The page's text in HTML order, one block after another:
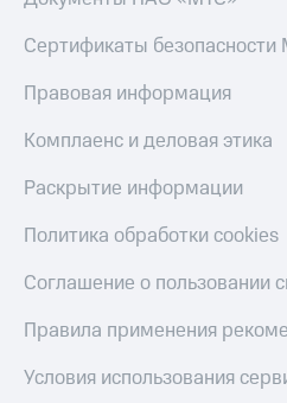
Сертификаты
Правовая информация
Комплаенс и деловая этика
Раскрытие информации
Политика обработки cookies
Соглашение о пользовании
Правила применения
Условия использования